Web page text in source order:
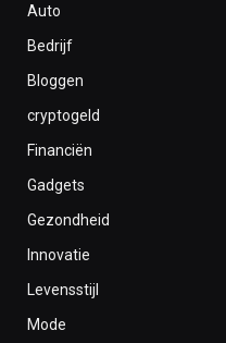
Auto
Bedrijf
Bloggen
cryptogeld
Financiën
Gadgets
Gezondheid
Innovatie
Levensstijl
Mode